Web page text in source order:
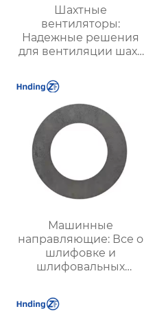
Шахтные
вентиляторы:
Надежные решения
для вентиляции шахт
| Купить с доставкой
Машинные
направляющие: Все о
шлифовке и
шлифовальных
машиностроения